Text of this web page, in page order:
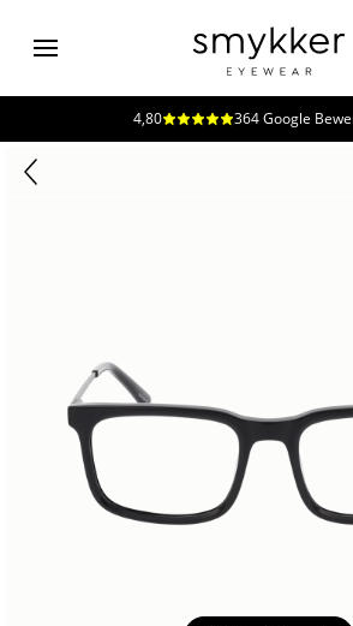
Login
Unsere
Preise
Kontakt
Jobs
Kostenfreie Typberatung
Kostenfreier Sehtest
4,80 364 Google